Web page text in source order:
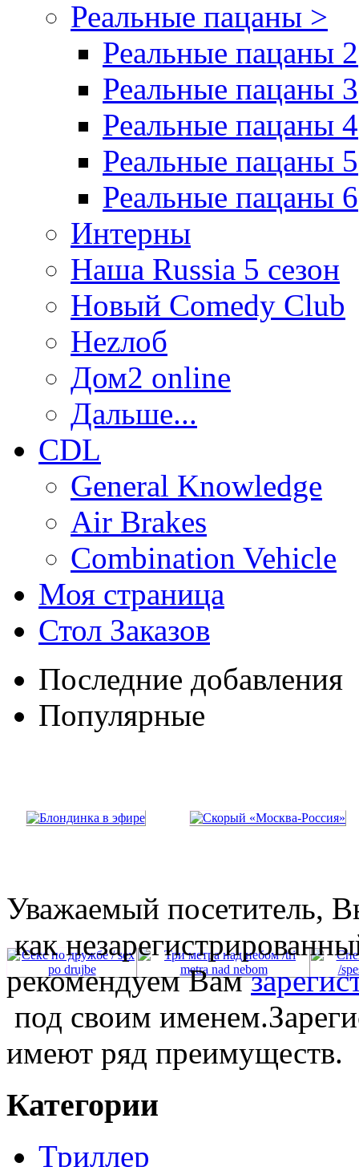
Реальные пацаны >
Реальные пацаны 2
Реальные пацаны 3
Реальные пацаны 4
Реальные пацаны 5
Реальные пацаны 6
Интерны
Наша Russia 5 сезон
Новый Comedy Club
Неzлоб
Дом2 online
Дальше...
CDL
General Knowledge
Air Brakes
Combination Vehicle
Моя страница
Стол Заказов
Последние добавления
Популярные
Уважаемый посетитель,
как
рекомендуем Вам
под своим
имеют ряд преимуществ.
Категории
Триллер